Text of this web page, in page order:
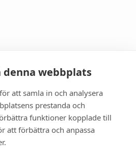
denna webbplats
att samla in och analysera
prestanda och
funktioner kopplade till
att förbättra och anpassa